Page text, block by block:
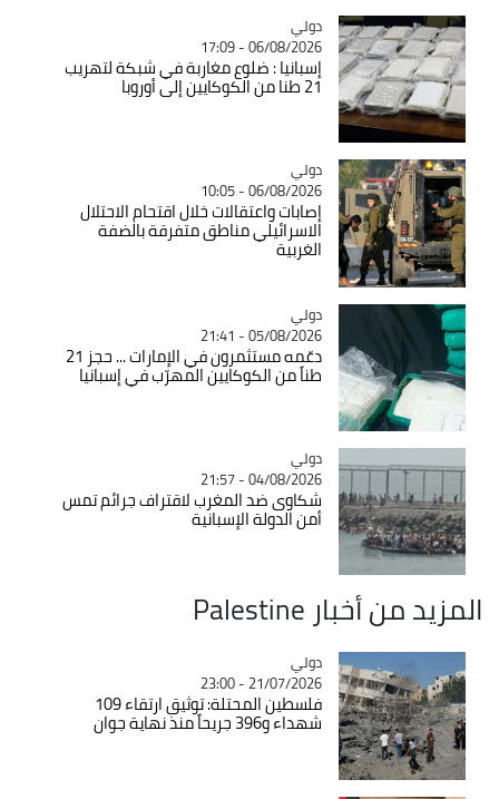
Catégorie
دولي
06/08/2026 - 17:09
إسبانيا : ضلوع مغاربة في شبكة لتهريب
21 طنا من الكوكايين إلى أوروبا
Catégorie
دولي
06/08/2026 - 10:05
إصابات واعتقالات خلال اقتحام الاحتلال
الاسرائيلي مناطق متفرقة بالضفة
الغربية
Catégorie
دولي
05/08/2026 - 21:41
دعّمه مستثمرون في الإمارات ... حجز 21
طناً من الكوكايين المهرّب في إسبانيا
Catégorie
دولي
04/08/2026 - 21:57
شكاوى ضد المغرب لاقتراف جرائم تمس
أمن الدولة الإسبانية
المزيد من أخبار Palestine
Catégorie
دولي
21/07/2026 - 23:00
فلسطين المحتلة: توثيق ارتقاء 109
شهداء و396 جريحاً منذ نهاية جوان